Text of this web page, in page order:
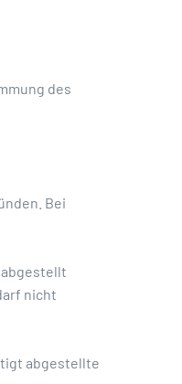
des
Bei
abgestellt
nicht
abgestellte